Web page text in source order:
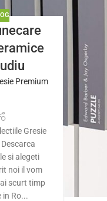
Premium
Gresie
si alegeti
noi il vom
scurt timp
in Ro...